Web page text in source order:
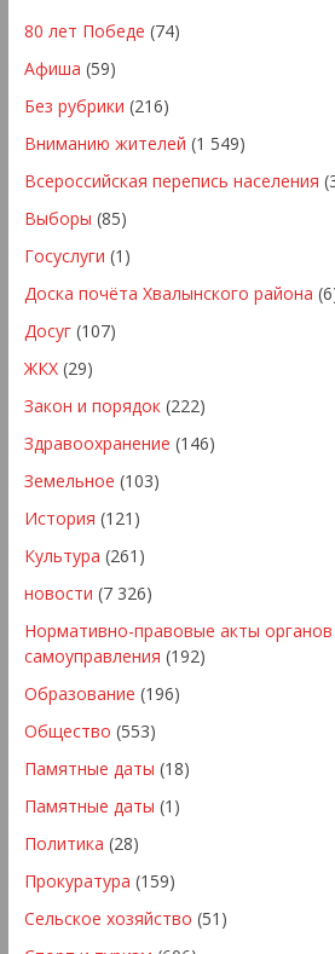
80 лет Победе (74)
Афиша (59)
Без рубрики (216)
Вниманию жителей (1 549)
Всероссийская перепись населения
Выборы (85)
Госуслуги (1)
Доска почёта Хвалынского района
Досуг(107)
ЖКХ(29)
Закон и порядок(222)
Здравоохранение (146)
Земельное (103)
История (121)
Культура (261)
новости (7 326)
Нормативно-правовые акты
самоуправления (192)
Образование (196)
Общество (553)
Памятные даты (18)
Памятные даты (1)
Политика (28)
Прокуратура (159)
Сельское хозяйство (51)